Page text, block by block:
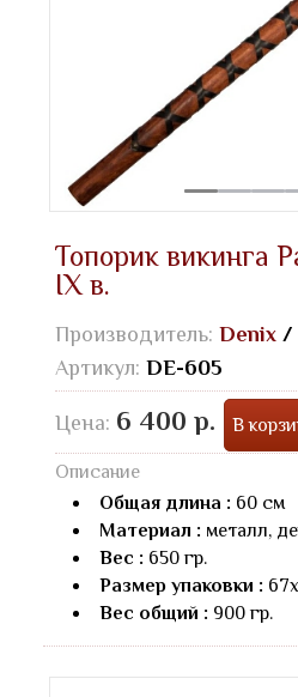
Топорик викинга
IX в.
Производитель: Denix /
Артикул: DE-605
Цена: 6 400 р. В
Описание
Общая длина : 60 см
Материал : металл,
Вес : 650 гр.
Размер упаковки :
Вес общий : 900 гр.